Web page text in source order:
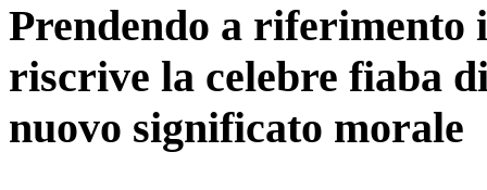
Prendendo a riferimento
riscrive la celebre fiaba
nuovo significato morale